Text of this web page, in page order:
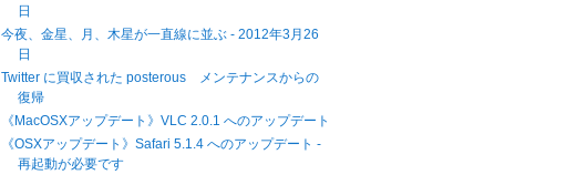
日
今夜、金星、月、木星が一直線に並ぶ - 2012年3月26
日
Twitter に買収された posterous メンテナンスからの
復帰
《MacOSXアップデート》VLC 2.0.1 へのアップデート
《OSXアップデート》Safari 5.1.4 へのアップデート -
再起動が必要です